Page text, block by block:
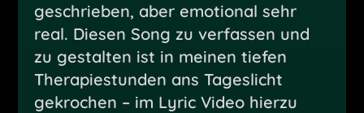
geschrieben, aber emotional sehr
real. Diesen Song zu verfassen und
zu gestalten ist in meinen tiefen
Therapiestunden ans Tageslicht
gekrochen – im Lyric Video hierzu